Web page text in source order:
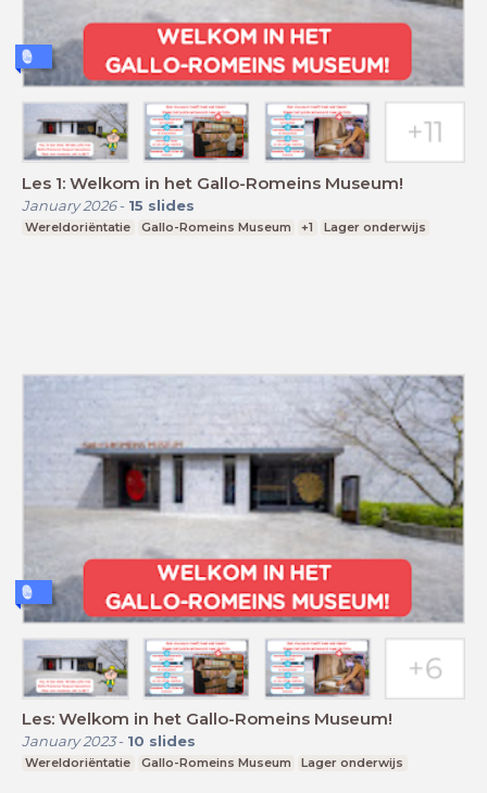
Les 1: Welkom in het Gallo-Romeins Museum!
January 2026- 15 slides
Wereldoriëntatie Gallo-Romeins Museum +1 Lager onderwijs
Les: Welkom in het Gallo-Romeins Museum!
January 2023- 10 slides
Wereldoriëntatie Gallo-Romeins Museum Lager onderwijs